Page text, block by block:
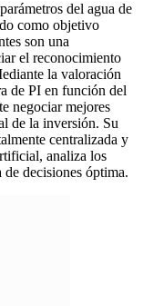
del agua de
como objetivo
son una
el reconocimiento
la valoración
de PI en función del
negociar mejores
de la inversión. Su
centralizada y
analiza los
decisiones óptima.